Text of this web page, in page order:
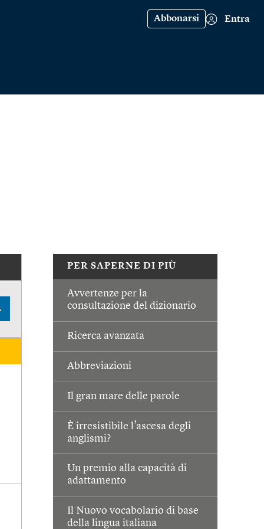
Abbonarsi Entra
PER SAPERNE DI PIÙ
Avvertenze per la
consultazione del dizionario
Ricerca avanzata
Abbreviazioni
Il gran mare delle parole
È irresistibile l’ascesa degli
anglismi?
Un premio alla capacità di
adattamento
Il Nuovo vocabolario di base
della lingua italiana